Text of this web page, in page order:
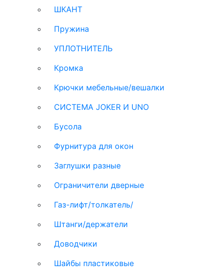
ШКАНТ
Пружина
УПЛОТНИТЕЛЬ
Кромка
Крючки мебельные/вешалки
СИСТЕМА JOKER И UNO
Бусола
Фурнитура для окон
Заглушки разные
Ограничители дверные
Газ-лифт/толкатель/
Штанги/держатели
Доводчики
Шайбы пластиковые